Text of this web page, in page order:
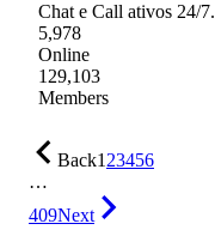
Chat e Call ativos 24/7.
5,978
Online
129,103
Members
Back123456
…
409Next